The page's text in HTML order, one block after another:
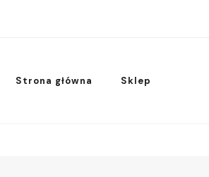
Strona główna Sklep